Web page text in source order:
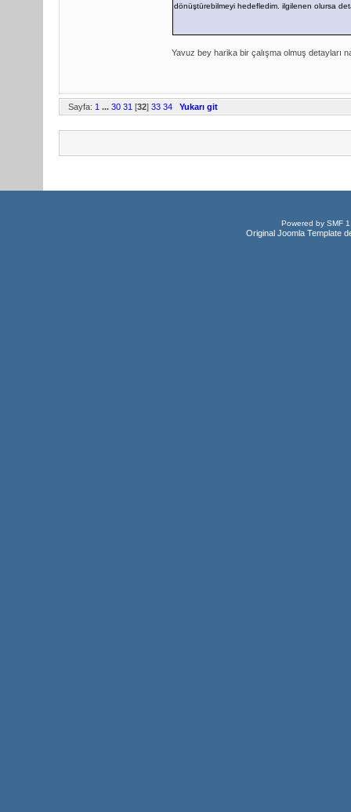
dönüştürebilmeyi hedefledim. ilgilenen olursa
Yavuz bey harika bir çalışma olmuş detayları
Sayfa: 1 ... 30 31 [32] 33 34 Yukarı git
Powered by SMF
Original Joomla Template